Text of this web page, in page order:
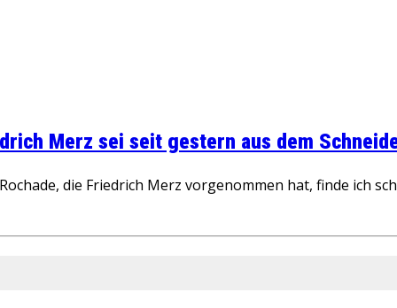
Merz sei seit gestern aus dem
die Friedrich Merz vorgenommen hat, finde ich